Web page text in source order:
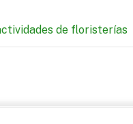
de floristerías